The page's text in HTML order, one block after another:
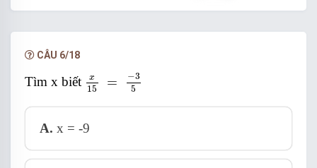
CÂU 6/18
Tìm x biết x
15 = −3
5
x15 35
A. x = -9